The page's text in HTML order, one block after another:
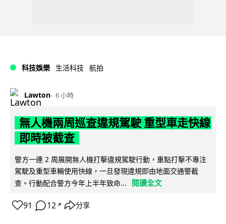
科技娛樂 生活科技 航拍
Lawton 6 小時
無人機兩周巡查違規駕駛 重型車走快線
即時被截查
警方一連 2 周展開無人機打擊違規駕駛行動，重點打擊不專注
駕駛及重型車輛使用快線，一旦發現違規即由地面交通警截
查。行動配合警方今年上半年致命...
閱讀全文
91 12 ↗ 分享